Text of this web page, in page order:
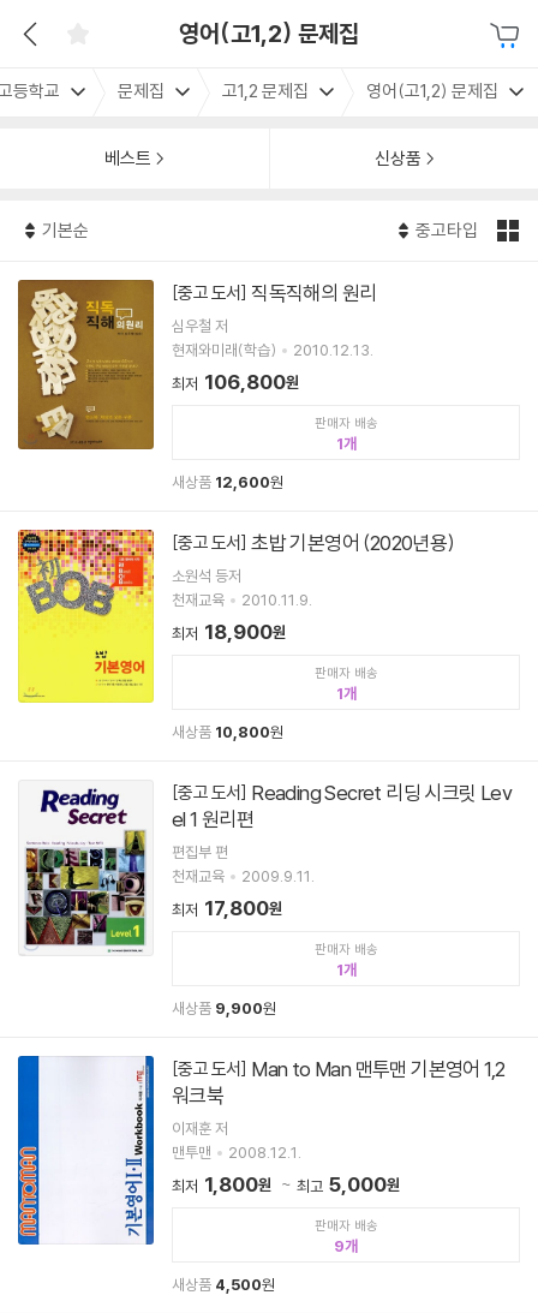
영어(고1,2) 문제집
등학교 문제집 고1,2 문제집 영어(고1,2) 문제집
베스트 신상품
기본순 중고타입
[중고 도서] 직독직해의 원리
심우철 저
현재와미래(학습)
2010.12.13.
최저 106,800원
판매자 배송
1
새상품 12,600원
[중고 도서] 초밥 기본영어 (2020년용)
소원석 등저
천재교육
2010.11.9.
최저 18,900원
판매자 배송
1
새상품 10,800원
[중고 도서]
el 1 원리편
편집부 편
천재교육
2009.9.11.
최저 17,800원
판매자 배송
1
새상품 9,900원
[중고 도서]
워크북
이재훈 저
맨투맨
2008.12.1.
최저 1,800원 최고 5,000원
판매자 배송
9
새상품 4,500원